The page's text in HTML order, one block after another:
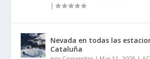
|
Nevada en todas las
Cataluña